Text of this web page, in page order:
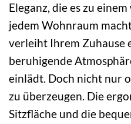
Eleganz, die es zu
jedem Wohnraum
verleiht Ihrem Zuhause
beruhigende
einlädt. Doch nicht nur
zu überzeugen. Die
Sitzfläche und die